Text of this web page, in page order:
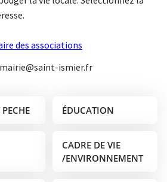
des associations
ismier.fr
ÉDUCATION
CADRE DE VIE
/ENVIRONNEMENT